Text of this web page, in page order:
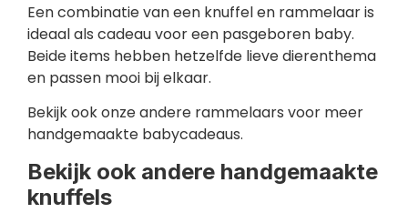
Een combinatie van een knuffel en rammelaar is
ideaal als cadeau voor een pasgeboren baby.
Beide items hebben hetzelfde lieve dierenthema
en passen mooi bij elkaar.
Bekijk ook onze andere rammelaars voor meer
handgemaakte babycadeaus.
Bekijk ook andere handgemaakte
knuffels